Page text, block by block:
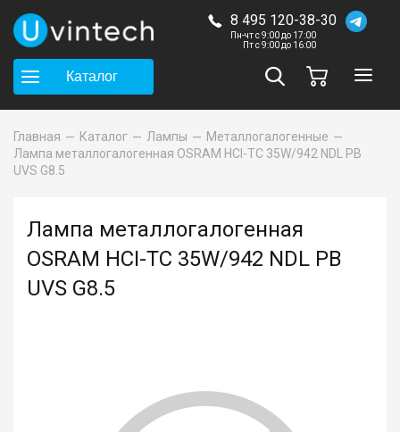
8 495 120-38-30
Пн-чт с 9:00 до 17:00
Пт с 9:00 до 16:00
Каталог
Главная Каталог Лампы
Металлогалогенные
Лампа металлогалогенная OSRAM HCI-TC 35W/942 NDL PB
UVS G8.5
Лампа металлогалогенная
OSRAM HCI-TC 35W/942 NDL PB
UVS G8.5